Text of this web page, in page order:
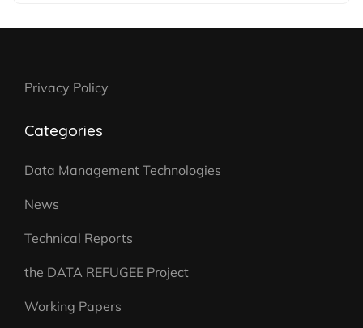
Privacy Policy
Categories
Data Management Technologies
News
Technical Reports
the DATA REFUGEE Project
Working Papers